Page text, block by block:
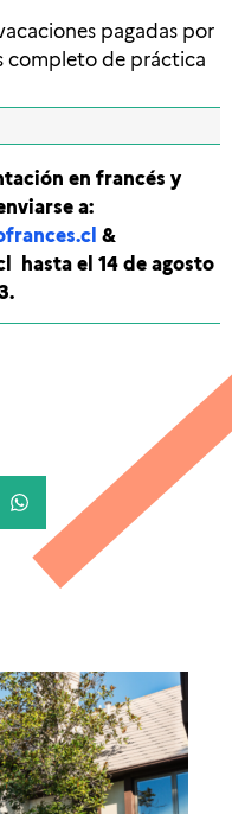
pagadas por
completo de práctica
en francés y
a:
&
hasta el 14 de agosto